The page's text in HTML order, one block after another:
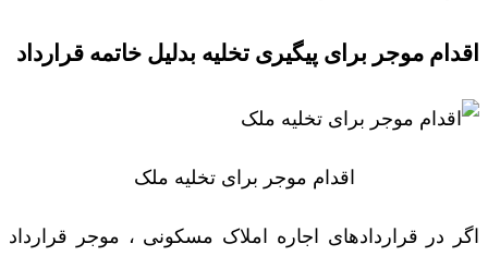
اقدام موجر برای پیگیری تخلیه بدلیل خاتمه قرارداد
اقدام موجر برای تخلیه ملک
اگر در قراردادهای اجاره املاک مسکونی ، موجر قرارداد